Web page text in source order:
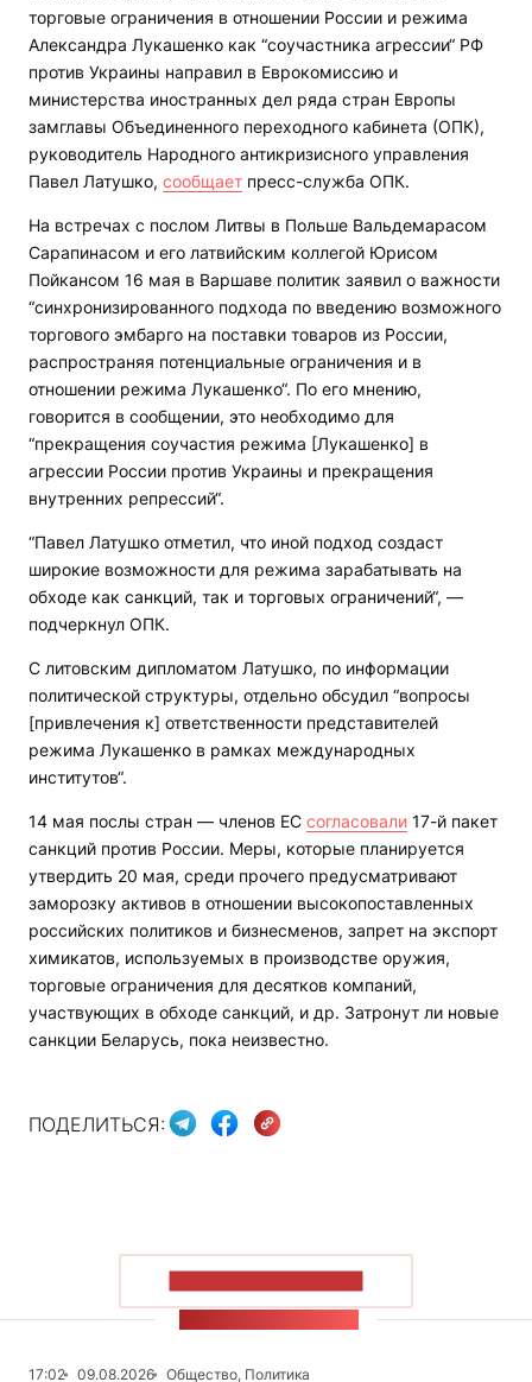
торговые ограничения в отношении России и режима
Александра Лукашенко как “соучастника агрессии“ РФ
против Украины направил в Еврокомиссию и
министерства иностранных дел ряда стран Европы
замглавы Объединенного переходного кабинета (ОПК),
руководитель Народного антикризисного управления
Павел Латушко, сообщает пресс-служба ОПК.
На встречах с послом Литвы в Польше Вальдемарасом
Сарапинасом и его латвийским коллегой Юрисом
Пойкансом 16 мая в Варшаве политик заявил о важности
“синхронизированного подхода по введению возможного
торгового эмбарго на поставки товаров из России,
распространяя потенциальные ограничения и в
отношении режима Лукашенко“. По его мнению,
говорится в сообщении, это необходимо для
“прекращения соучастия режима [Лукашенко] в
агрессии России против Украины и прекращения
внутренних репрессий“.
“Павел Латушко отметил, что иной подход создаст
широкие возможности для режима зарабатывать на
обходе как санкций, так и торговых ограничений“, —
подчеркнул ОПК.
С литовским дипломатом Латушко, по информации
политической структуры, отдельно обсудил “вопросы
[привлечения к] ответственности представителей
режима Лукашенко в рамках международных
институтов“.
14 мая послы стран — членов ЕС согласовали 17-й пакет
санкций против России. Меры, которые планируется
утвердить 20 мая, среди прочего предусматривают
заморозку активов в отношении высокопоставленных
российских политиков и бизнесменов, запрет на экспорт
химикатов, используемых в производстве оружия,
торговые ограничения для десятков компаний,
участвующих в обходе санкций, и др. Затронут ли новые
санкции Беларусь, пока неизвестно.
ПОДЕЛИТЬСЯ:
17:02 09.08.2026 Общество, Политика